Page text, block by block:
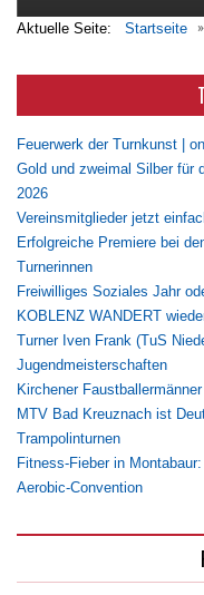
Aktuelle Seite: Startseite
Feuerwerk der Turnkunst |
Gold und zweimal Silber für
2026
Vereinsmitglieder jetzt
Erfolgreiche Premiere bei
Turnerinnen
Freiwilliges Soziales Jahr
KOBLENZ WANDERT
Turner Iven Frank (TuS
Jugendmeisterschaften
Kirchener
MTV Bad Kreuznach ist
Trampolinturnen
Fitness-Fieber in
Aerobic-Convention